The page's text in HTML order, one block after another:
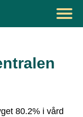
80.2% i vård